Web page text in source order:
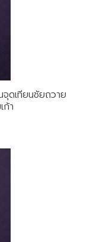
จุดเทียนชัยถวาย
า